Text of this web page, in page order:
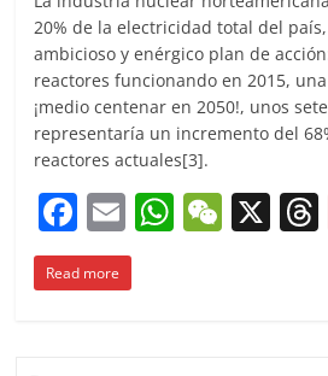
20% de la electricidad total del
ambicioso y enérgico plan de
reactores funcionando en 2015,
¡medio centenar en 2050!, unos
representaría un incremento del
reactores actuales[3].
F
a
c
E
m
ai
W
h
W
e
X
Read more